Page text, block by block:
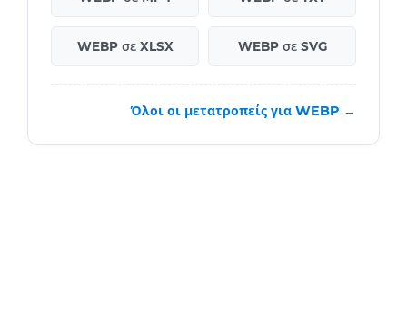
WEBP σε XLSX WEBP σε SVG
Όλοι οι μετατροπείς για WEBP →